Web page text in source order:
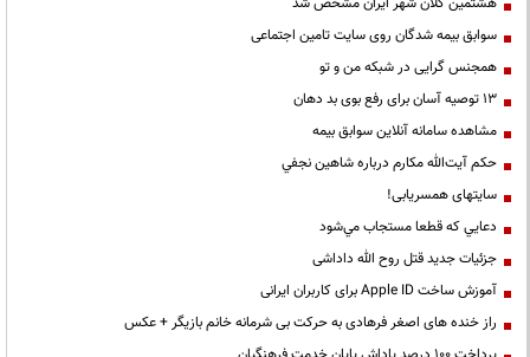
سوابق بیمه شدگان روی سایت تامین اجتماعی
همجنس گرایی در شبکه من و تو
13 توصیه آسان برای رفع بوی بد دهان
مشاهده سامانه آنلاين سوابق بیمه
حكم آيت‌الله مكارم درباره شاهين نجفي
سایتهای همسریابی!
دعايي كه قطعا مستجاب مي‌شود
جزئیات جدید قتل روح الله داداشی
آموزش ساخت Apple ID برای کاربران ایرانی
راز خنده های اصغر فرهادی به حرکت بی شرمانه خانم بازیگر + عکس